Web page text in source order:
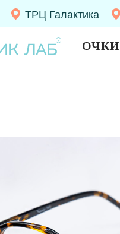
ТРЦ Галактика
ОЧКИ